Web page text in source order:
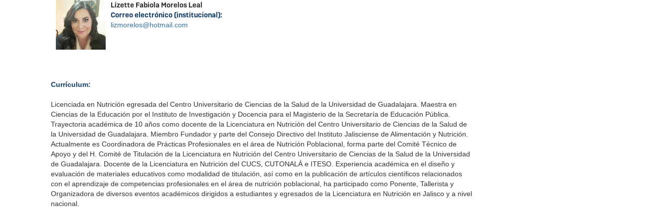
Lizette Fabiola Morelos Leal
Correo electrónico (institucional):
lizmorelos@hotmail.com
Currículum:
Licenciada en Nutrición egresada del Centro Universitario de Ciencias de la Salud de la Universidad de Guadalajara. Maestra en
Ciencias de la Educación por el Instituto de Investigación y Docencia para el Magisterio de la Secretaría de Educación Pública.
Trayectoria académica de 10 años como docente de la Licenciatura en Nutrición del Centro Universitario de Ciencias de la Salud de
la Universidad de Guadalajara. Miembro Fundador y parte del Consejo Directivo del Instituto Jalisciense de Alimentación y Nutrición.
Actualmente es Coordinadora de Prácticas Profesionales en el área de Nutrición Poblacional, forma parte del Comité Técnico de
Apoyo y del H. Comité de Titulación de la Licenciatura en Nutrición del Centro Universitario de Ciencias de la Salud de la Universidad
de Guadalajara. Docente de la Licenciatura en Nutrición del CUCS, CUTONALÁ e ITESO. Experiencia académica en el diseño y
evaluación de materiales educativos como modalidad de titulación, así como en la publicación de artículos científicos relacionados
con el aprendizaje de competencias profesionales en el área de nutrición poblacional, ha participado como Ponente, Tallerista y
Organizadora de diversos eventos académicos dirigidos a estudiantes y egresados de la Licenciatura en Nutrición en Jalisco y a nivel
nacional.